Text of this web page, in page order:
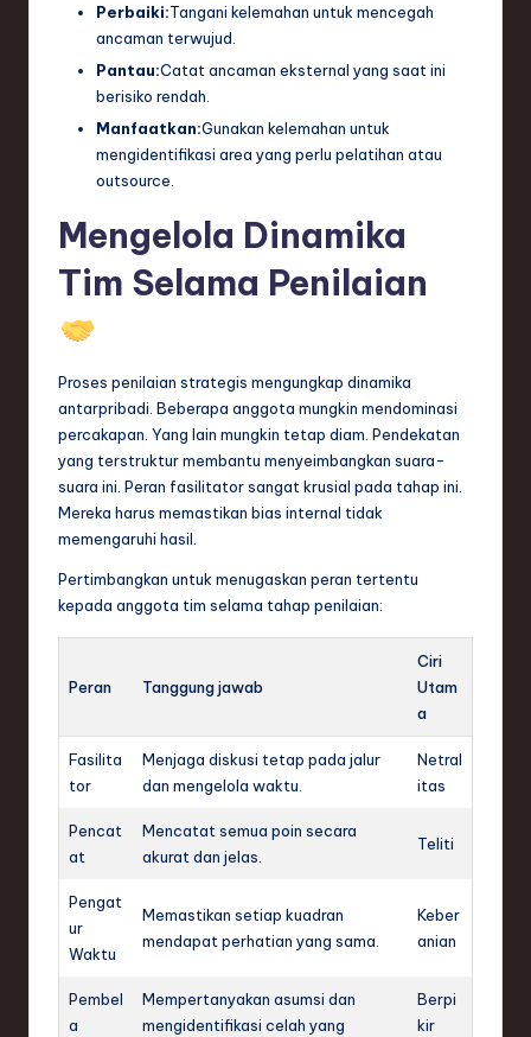
Perbaiki:Tangani kelemahan untuk mencegah
ancaman terwujud.
Pantau:Catat ancaman eksternal yang saat ini
berisiko rendah.
Manfaatkan:Gunakan kelemahan untuk
mengidentifikasi area yang perlu pelatihan atau
outsource.
Mengelola Dinamika
Tim Selama Penilaian
Proses penilaian strategis mengungkap dinamika
antarpribadi. Beberapa anggota mungkin mendominasi
percakapan. Yang lain mungkin tetap diam. Pendekatan
yang terstruktur membantu menyeimbangkan suara-
suara ini. Peran fasilitator sangat krusial pada tahap ini.
Mereka harus memastikan bias internal tidak
memengaruhi hasil.
Pertimbangkan untuk menugaskan peran tertentu
kepada anggota tim selama tahap penilaian:
Peran Tanggung jawab
Ciri
Utam
a
Fasilita
tor
Menjaga diskusi tetap pada jalur
dan mengelola waktu.
Netral
itas
Pencat
at
Mencatat semua poin secara
akurat dan jelas.
Teliti
Pengat
ur
Waktu
Memastikan setiap kuadran
mendapat perhatian yang sama.
Keber
anian
Pembel
a
Mempertanyakan asumsi dan
mengidentifikasi celah yang
Berpi
kir